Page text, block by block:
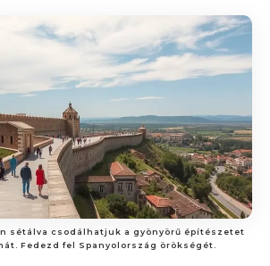
sétálva csodálhatjuk a gyönyörű építészetet
Fedezd fel Spanyolország örökségét.